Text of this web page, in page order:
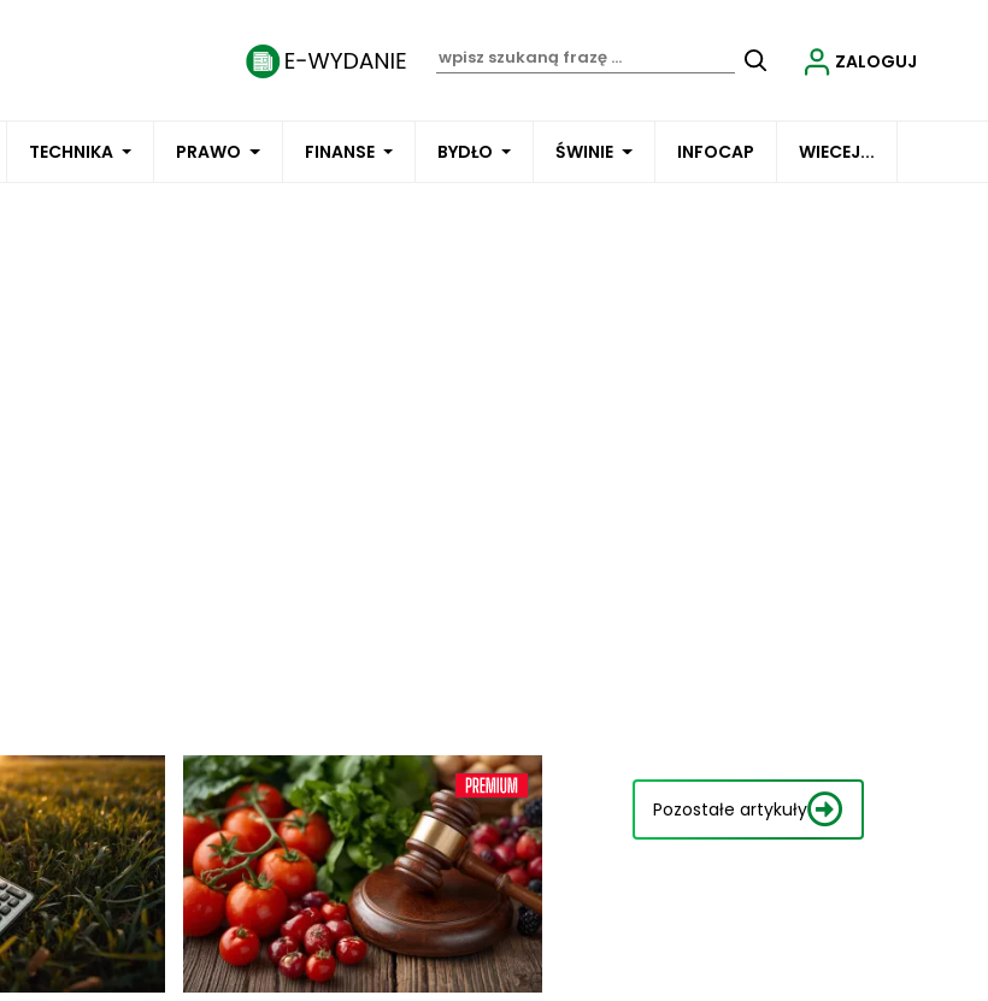
TECHNIKA PRAWO FINANSE BYDŁO ŚWINIE INFOCAP WIECEJ...
ZALOGUJ
Pozostałe artykuły